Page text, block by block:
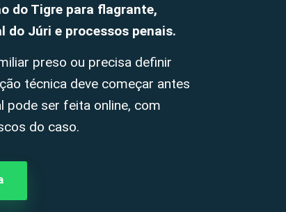
do Tigre para flagrante,
do Júri e processos penais.
preso ou precisa definir
técnica deve começar antes
pode ser feita online, com
do caso.